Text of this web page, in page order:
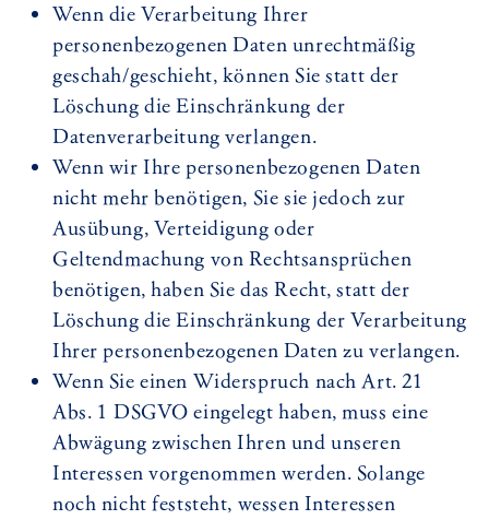
Wenn die Verarbeitung Ihrer
personenbezogenen Daten unrechtmäßig
geschah/geschieht, können Sie statt der
Löschung die Einschränkung der
Datenverarbeitung verlangen.
Wenn wir Ihre personenbezogenen Daten
nicht mehr benötigen, Sie sie jedoch zur
Ausübung, Verteidigung oder
Geltendmachung von Rechtsansprüchen
benötigen, haben Sie das Recht, statt der
Löschung die Einschränkung der Verarbeitung
Ihrer personenbezogenen Daten zu verlangen.
Wenn Sie einen Widerspruch nach Art. 21
Abs. 1 DSGVO eingelegt haben, muss eine
Abwägung zwischen Ihren und unseren
Interessen vorgenommen werden. Solange
noch nicht feststeht, wessen Interessen